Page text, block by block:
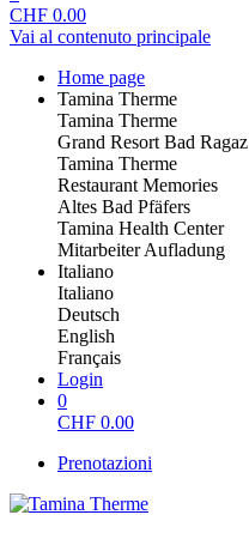
CHF 0.00
Vai al contenuto principale
Home page
Tamina Therme
Tamina Therme
Grand Resort Bad Ragaz
Tamina Therme
Restaurant Memories
Altes Bad Pfäfers
Tamina Health Center
Mitarbeiter Aufladung
Italiano
Italiano
Deutsch
English
Français
Login
0
CHF 0.00
Prenotazioni